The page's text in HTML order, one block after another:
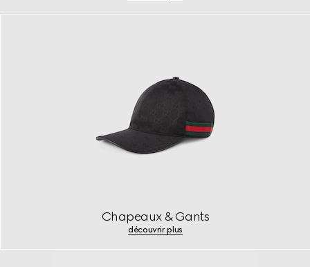
Chapeaux & Gants
découvrir plus